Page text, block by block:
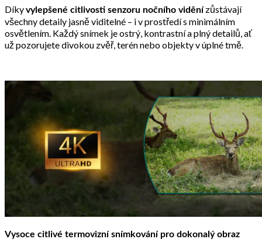
Díkyvylepšené citlivosti senzoru nočního viděnízůstávají
všechny detaily jasně viditelné – i v prostředí s minimálním
osvětlením. Každý snímek je ostrý, kontrastní a plný detailů, ať
už pozorujete divokou zvěř, terén nebo objekty v úplné tmě.
Vysoce citlivé termovizní snímkování pro dokonalý obraz